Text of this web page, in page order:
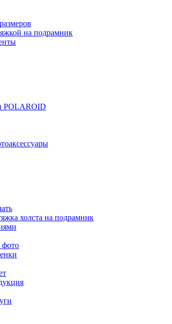
на подрамник
POLAROID
холста на подрамник
фото